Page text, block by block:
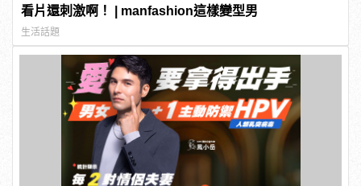
看片還刺激啊！ | manfashion這樣變型男
生活話題